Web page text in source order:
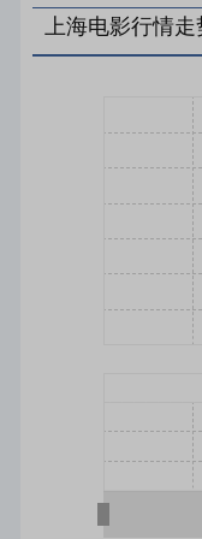
上海电影行情走